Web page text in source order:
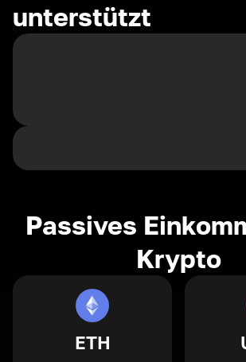
unterstützt
Passives
Krypto
ETH